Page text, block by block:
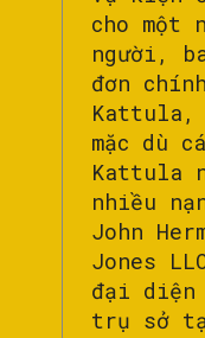
cho một
người,
đơn
Kattula,
mặc dù
Kattula
nhiều
John
Jones
đại diện
trụ sở